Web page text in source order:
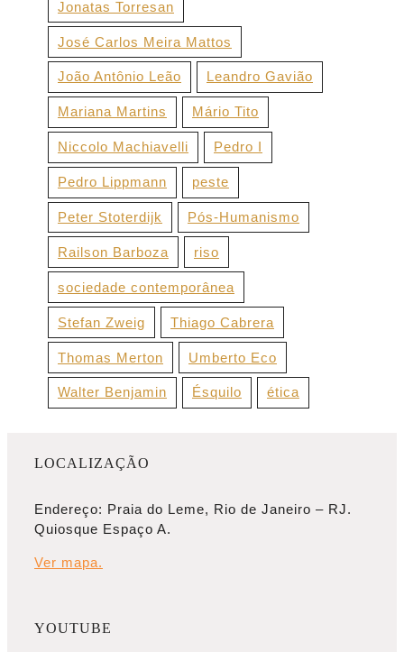
Jonatas Torresan
José Carlos Meira Mattos
João Antônio Leão Leandro Gavião
Mariana Martins Mário Tito
Niccolo Machiavelli Pedro I
Pedro Lippmann peste
Peter Stoterdijk Pós-Humanismo
Railson Barboza riso
sociedade contemporânea
Stefan Zweig Thiago Cabrera
Thomas Merton Umberto Eco
Walter Benjamin Ésquilo ética
LOCALIZAÇÃO
Endereço: Praia do Leme, Rio de Janeiro – RJ.
Quiosque Espaço A.
Ver mapa.
YOUTUBE